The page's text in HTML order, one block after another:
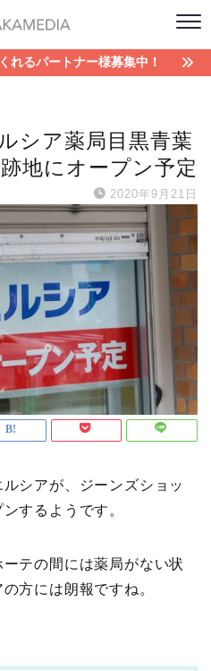
れるパートナー様募集中！
シア薬局目黒青葉
地にオープン予定
2020年9月21日
シアが、ジーンズショッ
するようです。
テの間には薬局がない状
方には朗報ですね。